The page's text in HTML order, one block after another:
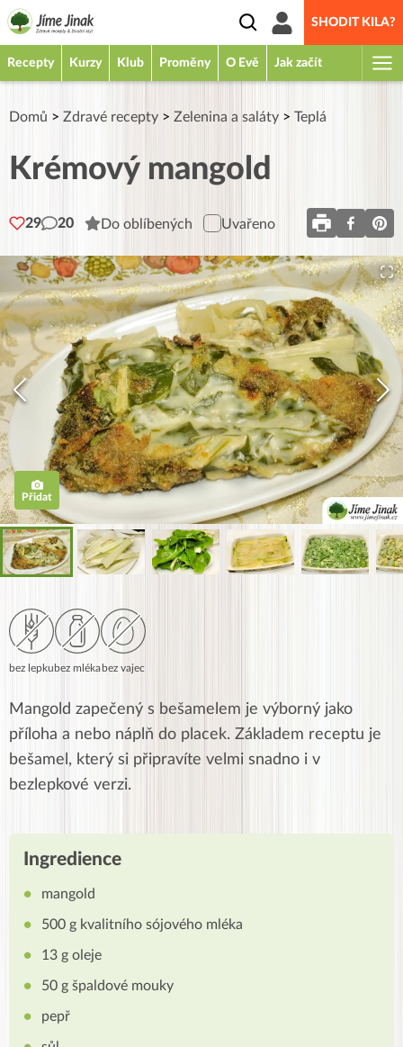
SHODIT KILA?
Recepty Kurzy Klub Proměny O Evě Jak začít
Domů > Zdravé recepty > Zelenina a saláty > Teplá
Krémový mangold
29 20 Do oblíbených Uvařeno
Přidat
bez lepkubez mlékabez vajec
Mangold zapečený s bešamelem je výborný jako
příloha a nebo náplň do placek. Základem receptu je
bešamel, který si připravíte velmi snadno i v
bezlepkové verzi.
Ingredience
mangold
500 g kvalitního sójového mléka
13 g oleje
50 g špaldové mouky
pepř